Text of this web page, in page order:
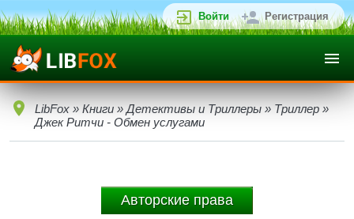
Войти Регистрация
LibFox » Книги » Детективы и Триллеры » Триллер »
Джек Ритчи - Обмен услугами
Авторские права